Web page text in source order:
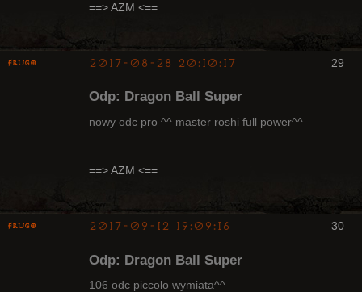
==> AZM <==
29
Frugo 2017-08-28 20:10:17
Odp: Dragon Ball Super
nowy odc pro ^^ master roshi full power^^
==> AZM <==
30
Frugo 2017-09-12 19:09:16
Odp: Dragon Ball Super
106 odc piccolo wymiata^^